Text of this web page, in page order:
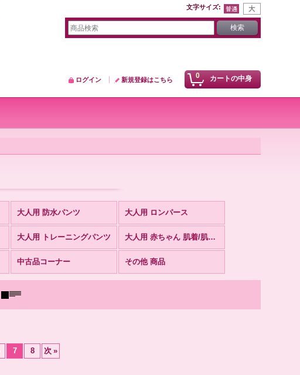
文字サイズ:
0 カートの中身
ログイン 新規登録はこちら
大人用 防水パンツ 大人用 ロンパース
大人用 トレーニングパンツ 大人用 赤ちゃん 肌着/肌着ロンパース
中古品コーナー その他 商品
7 8 次 »